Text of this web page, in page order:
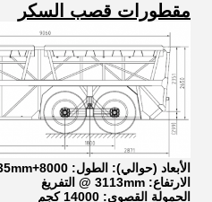
مقطورات قصب السكر
الأبعاد (حوالي): الطول: 8000+1935mm العرض: 2,640 mm
الارتفاع: 3113mm @ التفريغ
الحمولة القصوى: 14000 كجم